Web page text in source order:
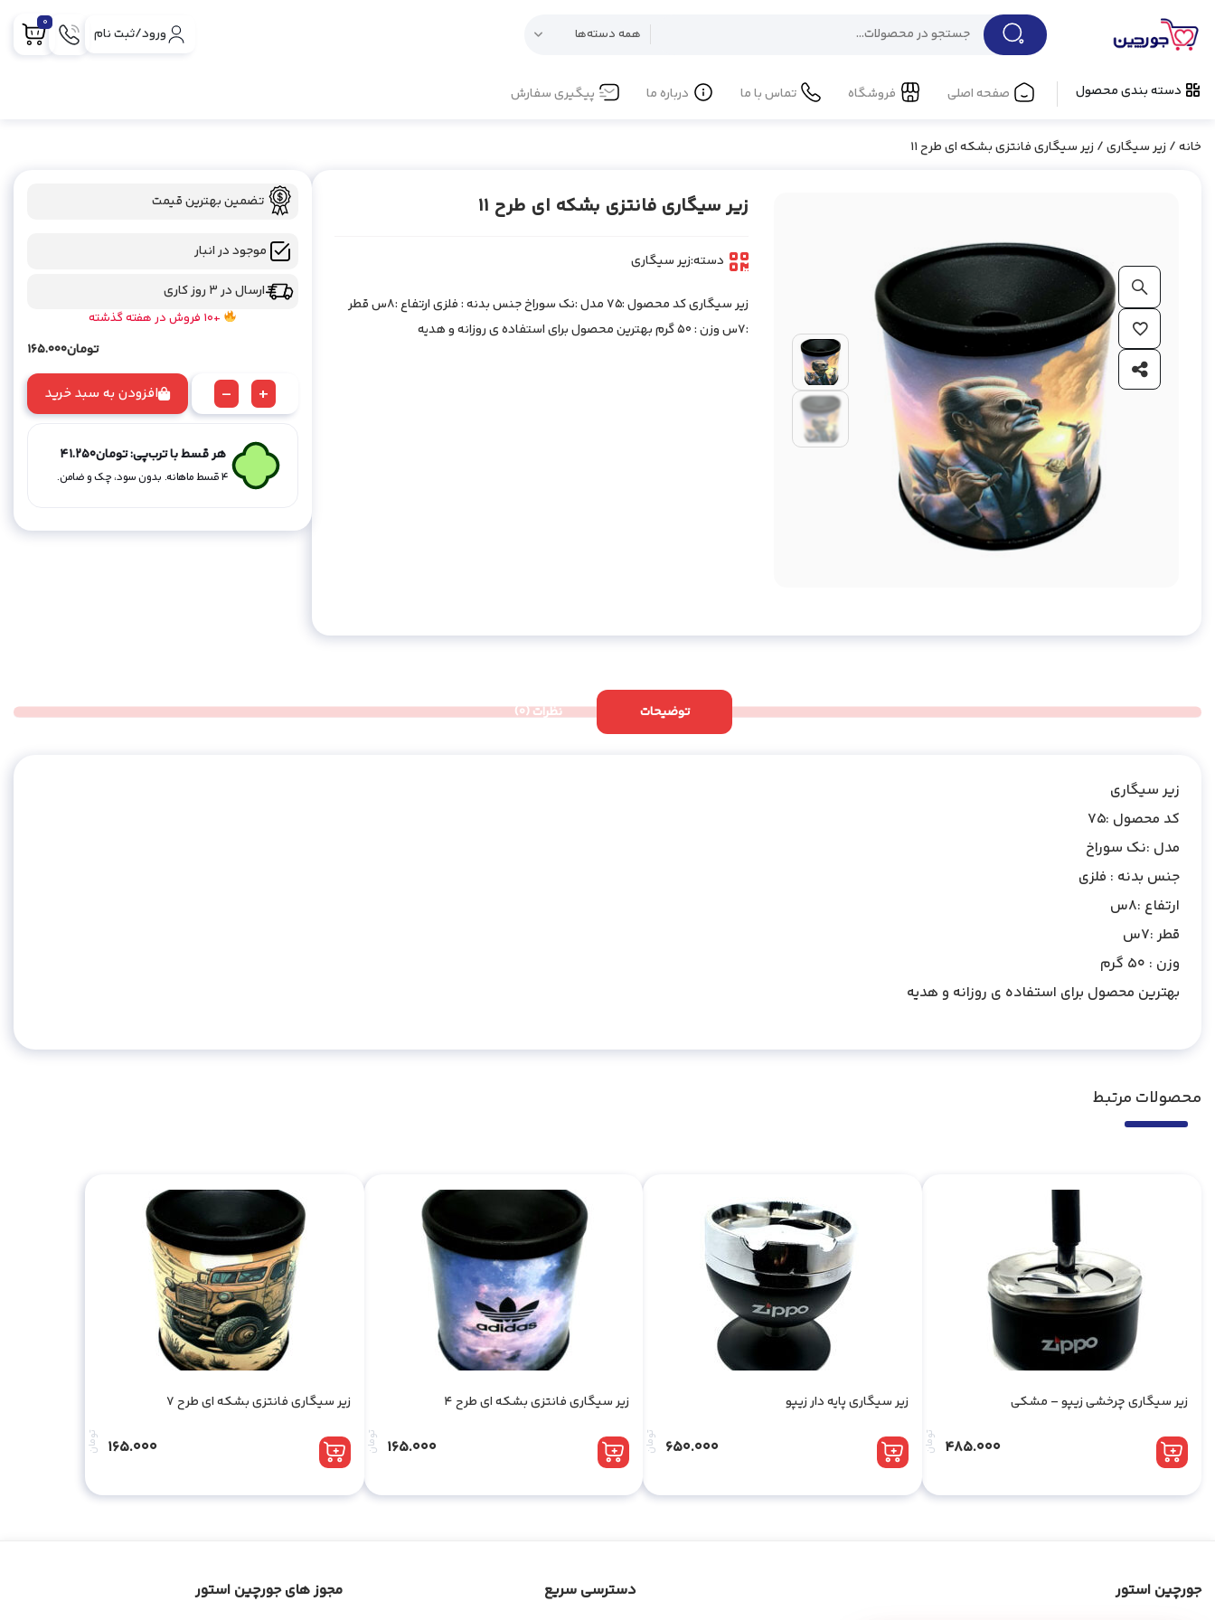
ورود/ثبت نام
0
دسته بندی محصول صفحه اصلی فروشگاه تماس با ما درباره ما پیگیری سفارش
خانه/ زیر سیگاری/ زیر سیگاری فانتزی بشکه ای طرح 11
بزرگ نمایی محصول
افزودن به علاقه مندی ها
اشتراک گذاری محصول
زیر سیگاری فانتزی بشکه ای طرح 11
دسته:زیر سیگاری
زیر سیگاری کد محصول :75 مدل :نک سوراخ جنس بدنه : فلزی ارتفاع :8س قطر
:7س وزن : 50 گرم بهترین محصول برای استفاده ی روزانه و هدیه
تضمین بهترین قیمت
موجود در انبار
ارسال در 3 روز کاری
+10 فروش در هفته گذشته
تومان165.000
+
زیر
سیگاری
فانتزی
بشکه
ای
- افزودن به سبد خرید
هر قسط با ترب‌پی:تومان41.250
۴ قسط ماهانه. بدون سود، چک و ضامن.
توضیحات نظرات (0)
زیر سیگاری
کد محصول :75
مدل :نک سوراخ
جنس بدنه : فلزی
ارتفاع :8س
قطر :7س
وزن : 50 گرم
بهترین محصول برای استفاده ی روزانه و هدیه
محصولات مرتبط
زیر سیگاری چرخشی زیپو – مشکی
تومان 485.000
زیر سیگاری پایه دار زیپو
تومان 650.000
زیر سیگاری فانتزی بشکه ای طرح 4
تومان 165.000
زیر سیگاری فانتزی بشکه ای طرح 7
تومان 165.000
جورچین استور دسترسی سریع مجوز های جورچین استور